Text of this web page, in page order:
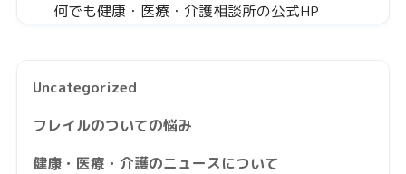
何でも健康・医療・介護相談所の公式HP
Uncategorized
フレイルのついての悩み
健康・医療・介護のニュースについて